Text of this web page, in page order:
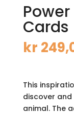
Cards
kr
This
discover
animal. The